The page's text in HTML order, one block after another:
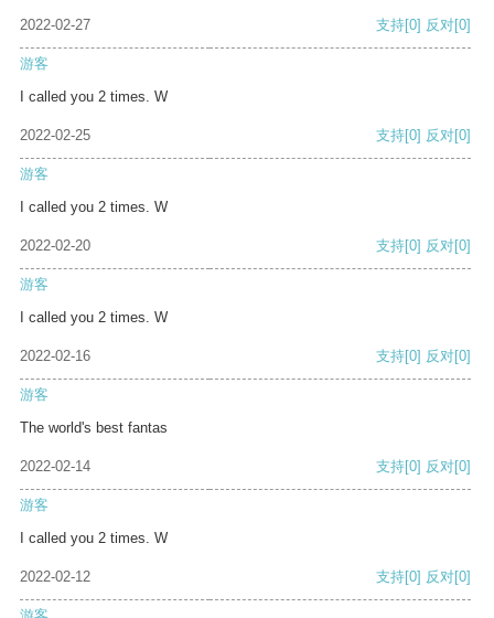
2022-02-27 支持[0] 反对[0]
游客
I called you 2 times. W
2022-02-25 支持[0] 反对[0]
游客
I called you 2 times. W
2022-02-20 支持[0] 反对[0]
游客
I called you 2 times. W
2022-02-16 支持[0] 反对[0]
游客
The world's best fantas
2022-02-14 支持[0] 反对[0]
游客
I called you 2 times. W
2022-02-12 支持[0] 反对[0]